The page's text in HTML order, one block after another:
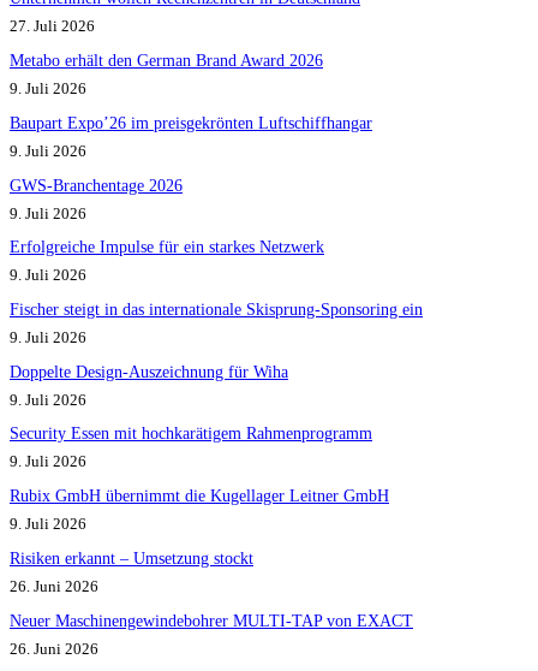
27. Juli 2026
Metabo erhält den German Brand Award 2026
9. Juli 2026
Baupart Expo’26 im preisgekrönten Luftschiffhangar
9. Juli 2026
GWS-Branchentage 2026
9. Juli 2026
Erfolgreiche Impulse für ein starkes Netzwerk
9. Juli 2026
Fischer steigt in das internationale Skisprung-Sponsoring ein
9. Juli 2026
Doppelte Design-Auszeichnung für Wiha
9. Juli 2026
Security Essen mit hochkarätigem Rahmenprogramm
9. Juli 2026
Rubix GmbH übernimmt die Kugellager Leitner GmbH
9. Juli 2026
Risiken erkannt – Umsetzung stockt
26. Juni 2026
Neuer Maschinengewindebohrer MULTI-TAP von EXACT
26. Juni 2026